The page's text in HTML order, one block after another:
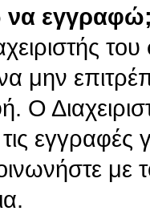
να
μην
Ο
εγγραφές
με